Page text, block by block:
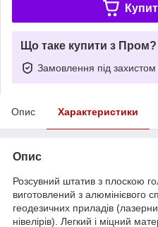
Що таке купити з Пром?
Замовлення під захистом
Опис Характеристики
Опис
Розсувний штатив з плоскою
виготовлений з алюмінієвого
геодезичних приладів
нівелірів). Легкий і міцний